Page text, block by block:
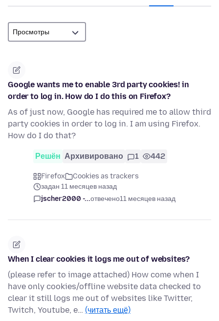
Google wants me to enable 3rd party cookies! in
order to log in. How do I do this on Firefox?
As of just now, Google has required me to allow third
party cookies in order to log in. I am using Firefox.
How do I do that?
Решён Архивировано 1 442
Firefox
Cookies as trackers
задан 11 месяцев назад
jscher2000 -...отвечено11 месяцев назад
When I clear cookies it logs me out of websites?
(please refer to image attached) How come when I
have only cookies/offline website data checked to
clear it still logs me out of websites like Twitter,
Twitch, Youtube, e… (читать ещё)